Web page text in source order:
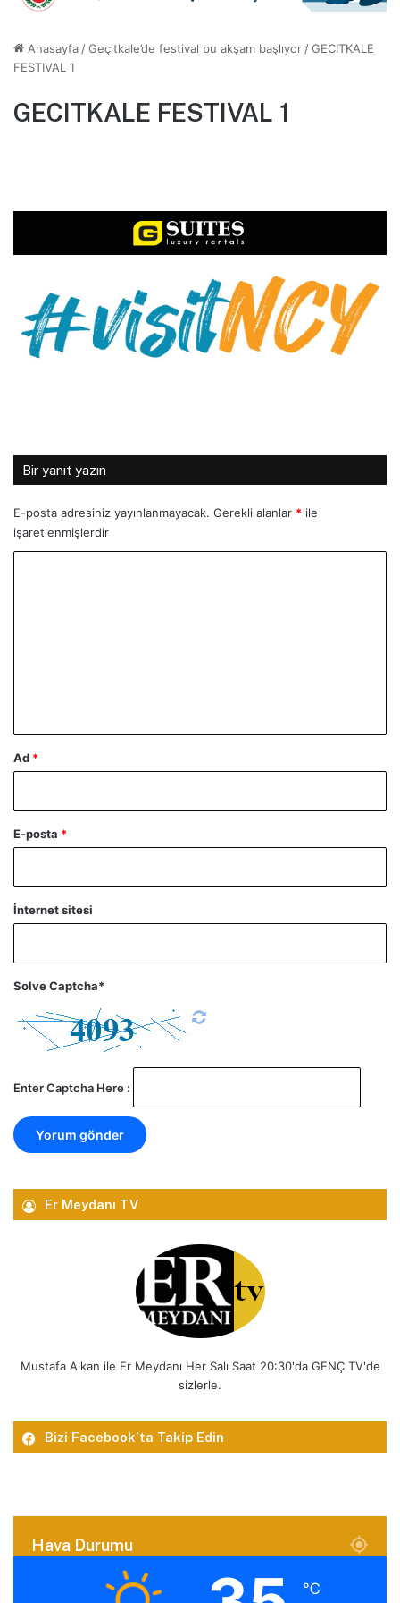
Anasayfa /Geçitkale’de festival bu akşam başlıyor /GECITKALE
FESTIVAL 1
GECITKALE FESTIVAL 1
Bir yanıt yazın
E-posta adresiniz yayınlanmayacak. Gerekli alanlar * ile
işaretlenmişlerdir
Ad *
E-posta *
İnternet sitesi
Solve Captcha*
Enter Captcha Here :
Er Meydanı TV
Mustafa Alkan ile Er Meydanı Her Salı Saat 20:30'da GENÇ TV'de
sizlerle.
Bizi Facebook’ta Takip Edin
Hava Durumu
℃